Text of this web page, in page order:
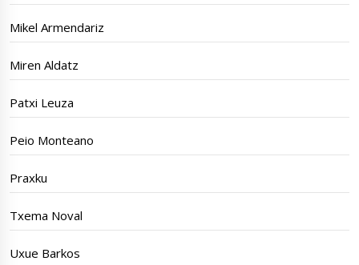
Mikel Armendariz
Miren Aldatz
Patxi Leuza
Peio Monteano
Praxku
Txema Noval
Uxue Barkos